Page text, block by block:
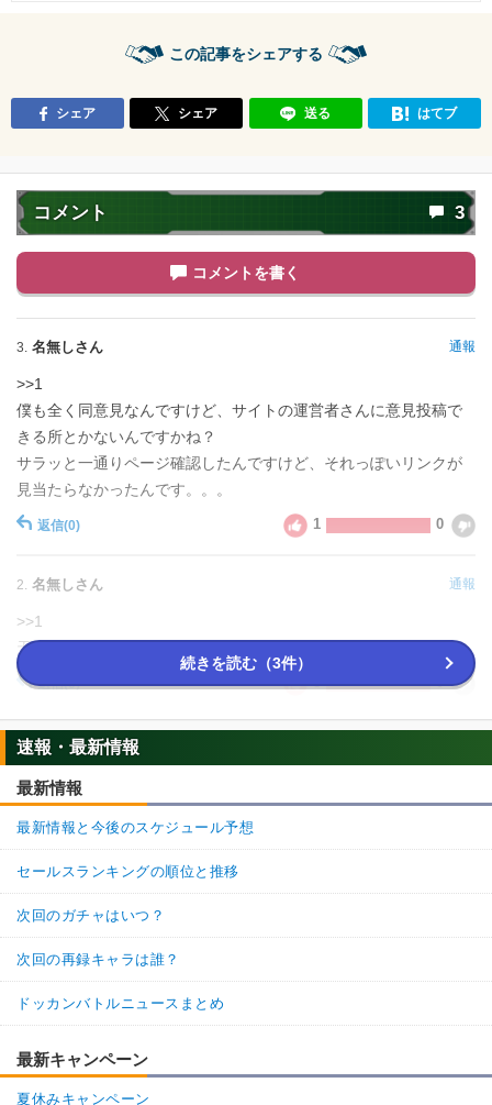
この記事をシェアする
シェア シェア 送る はてブ
コメント 3
コメントを書く
3. 名無しさん 通報
>>1
僕も全く同意見なんですけど、サイトの運営者さんに意見投稿で
きる所とかないんですかね？
サラッと一通りページ確認したんですけど、それっぽいリンクが
見当たらなかったんです。。。
返信(0) 1 0
2. 名無しさん 通報
>>1
天下一武道会報酬のうちの一体ですね
返信(0) 8 0
1. 名無しさん
どこで入手できるか書いてほしいなぁ
続きを読む（3件）
速報・最新情報
最新情報
最新情報と今後のスケジュール予想
セールスランキングの順位と推移
次回のガチャはいつ？
次回の再録キャラは誰？
ドッカンバトルニュースまとめ
最新キャンペーン
夏休みキャンペーン